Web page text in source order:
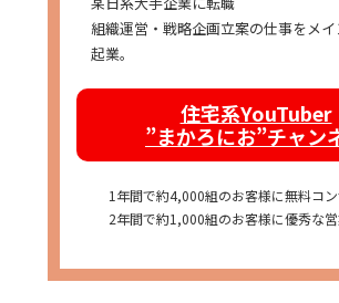
組織運営・戦略企画立案の仕事をメイ
起業。
住宅系YouTuber
”まかろにお”チャン
1年間で約4,000組のお客様に無料コ
2年間で約1,000組のお客様に優秀な